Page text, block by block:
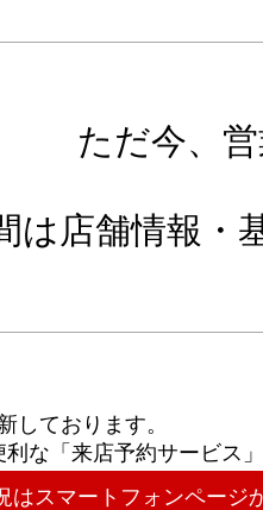
ただ今、
は店舗情報・
しております。
な「来店予約サービス
はスマートフォンページ